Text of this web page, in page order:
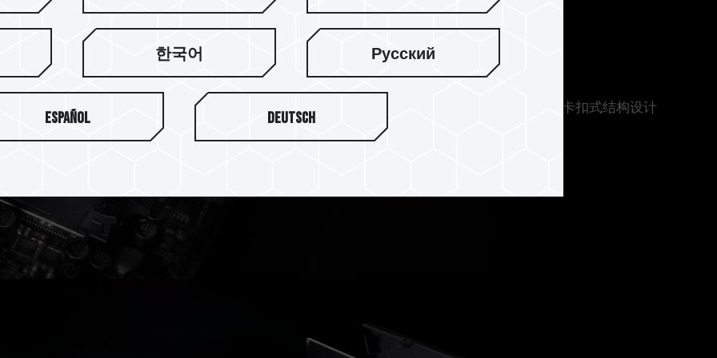
精湛工艺
VULCANα DDR5 散热马甲采用铝合金一体成形冲压制程，顶部卡扣式结构设计
한국어 Русский
Español Deutsch